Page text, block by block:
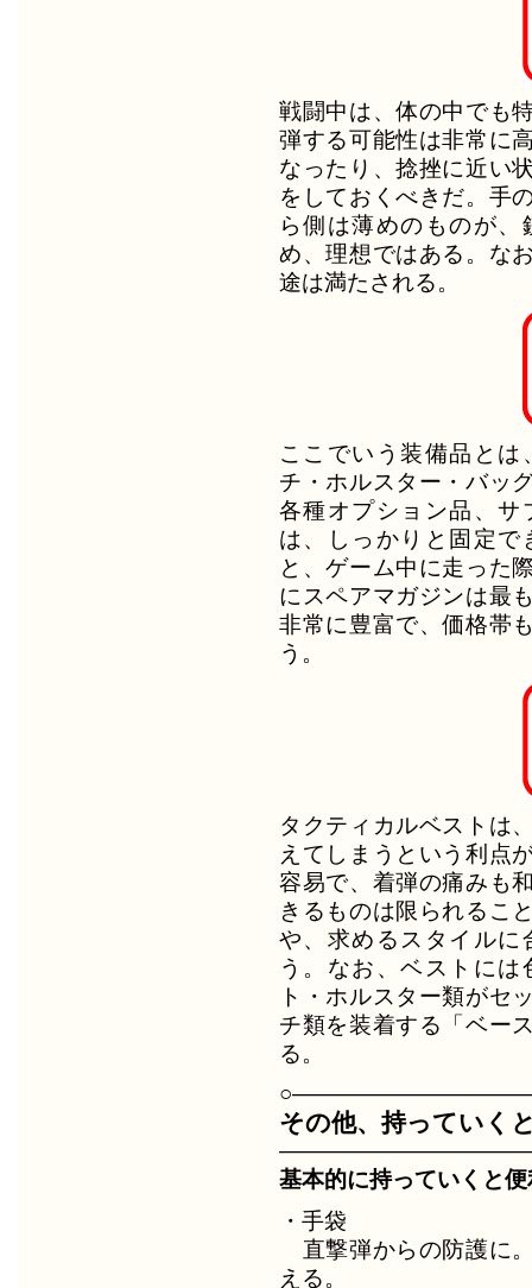
戦闘中は、体の中でも
弾する可能性は非常に
なったり、捻挫に近い
をしておくべきだ。手
ら側は薄めのものが
め、理想ではある。な
途は満たされる。
ここでいう装備品と
チ・ホルスター・バッ
各種オプション品、サ
は、しっかりと固定で
と、ゲーム中に走った
にスペアマガジンは最
非常に豊富で、価格帯
う。
タクティカルベストは
えてしまうという利点
容易で、着弾の痛みも
きるものは限られるこ
や、求めるスタイルに
う。なお、ベストに
ト・ホルスター類がセ
チ類を装着する「ベー
る。
その他、持っていく
基本的に持っていくと
・手袋
直撃弾からの防護に
える。